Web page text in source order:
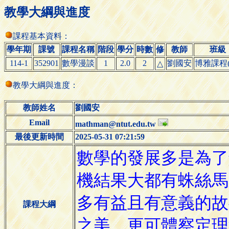
教學大綱與進度
課程基本資料：
學年期
課號 課程名稱 階段 學分 時數 修 教師
班級
114-1
352901 數學漫談 1 2.0 2 △ 劉國安 博雅課程
教學大綱與進度：
教師姓名
劉國安
Email
mathman@ntut.edu.tw
最後更新時間
2025-05-31 07:21:59
課程大綱